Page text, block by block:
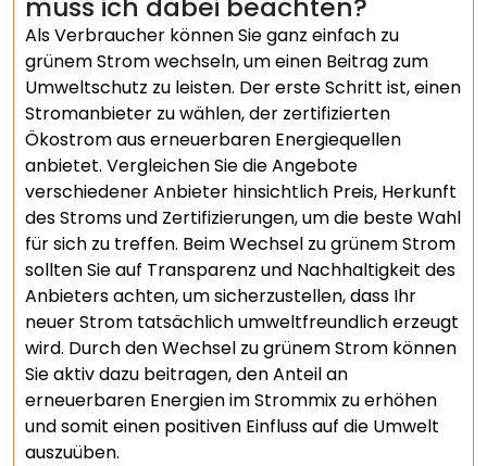
Als Verbraucher können Sie ganz einfach zu
grünem Strom wechseln, um einen Beitrag zum
Umweltschutz zu leisten. Der erste Schritt ist, einen
Stromanbieter zu wählen, der zertifizierten
Ökostrom aus erneuerbaren Energiequellen
anbietet. Vergleichen Sie die Angebote
verschiedener Anbieter hinsichtlich Preis, Herkunft
des Stroms und Zertifizierungen, um die beste Wahl
für sich zu treffen. Beim Wechsel zu grünem Strom
sollten Sie auf Transparenz und Nachhaltigkeit des
Anbieters achten, um sicherzustellen, dass Ihr
neuer Strom tatsächlich umweltfreundlich erzeugt
wird. Durch den Wechsel zu grünem Strom können
Sie aktiv dazu beitragen, den Anteil an
erneuerbaren Energien im Strommix zu erhöhen
und somit einen positiven Einfluss auf die Umwelt
auszuüben.